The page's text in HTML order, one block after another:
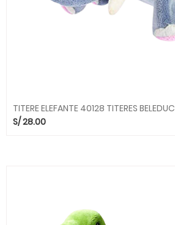
TITERE ELEFANTE 40128 TITERES BELEDUC
S/28.00